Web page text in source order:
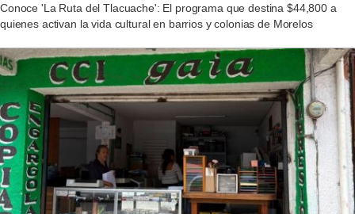
Conoce 'La Ruta del Tlacuache': El programa que destina $44,800 a
quienes activan la vida cultural en barrios y colonias de Morelos